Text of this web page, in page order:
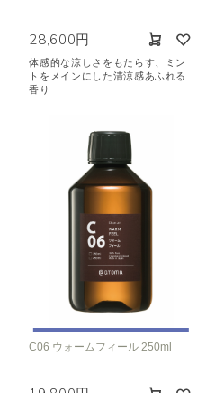
28,600円
体感的な涼しさをもたらす、ミン
トをメインにした清涼感あふれる
香り
C06 ウォームフィール 250ml